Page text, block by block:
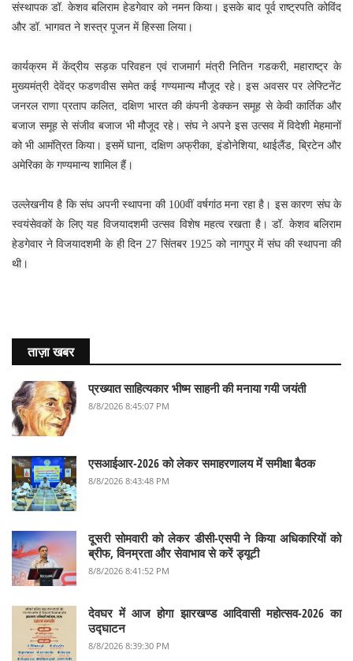
संस्थापक डॉ. केशव बलिराम हेडगेवार को नमन किया। इसके बाद पूर्व राष्ट्रपति कोविंद
और डॉ. भागवत ने शस्त्र पूजन में हिस्सा लिया।
कार्यक्रम में केंद्रीय सड़क परिवहन एवं राजमार्ग मंत्री नितिन गडकरी, महाराष्ट्र के
मुख्यमंत्री देवेंद्र फडणवीस समेत कई गण्यमान्य मौजूद रहे। इस अवसर पर लेफ्टिनेंट
जनरल राणा प्रताप कलित, दक्षिण भारत की कंपनी डेक्कन समूह से केवी कार्तिक और
बजाज समूह से संजीव बजाज भी मौजूद रहे। संघ ने अपने इस उत्सव में विदेशी मेहमानों
को भी आमंत्रित किया। इसमें घाना, दक्षिण अफ्रीका, इंडोनेशिया, थाईलैंड, ब्रिटेन और
अमेरिका के गण्यमान्य शामिल हैं।
उल्लेखनीय है कि संघ अपनी स्थापना की 100वीं वर्षगांठ मना रहा है। इस कारण संघ के
स्वयंसेवकों के लिए यह विजयादशमी उत्सव विशेष महत्व रखता है। डॉ. केशव बलिराम
हेडगेवार ने विजयादशमी के ही दिन 27 सिंतबर 1925 को नागपुर में संघ की स्थापना की
थी।
ताज़ा खबर
प्रख्यात साहित्यकार भीष्म साहनी की मनाया गयी जयंती
8/8/2026 8:45:07 PM
एसआईआर-2026 को लेकर समाहरणालय में समीक्षा बैठक
8/8/2026 8:43:48 PM
दूसरी सोमवारी को लेकर डीसी-एसपी ने किया अधिकारियों को
ब्रीफ, विनम्रता और सेवाभाव से करें ड्यूटी
8/8/2026 8:41:52 PM
देवघर में आज होगा झारखण्ड आदिवासी महोत्सव-2026 का
उद्घाटन
8/8/2026 8:39:30 PM